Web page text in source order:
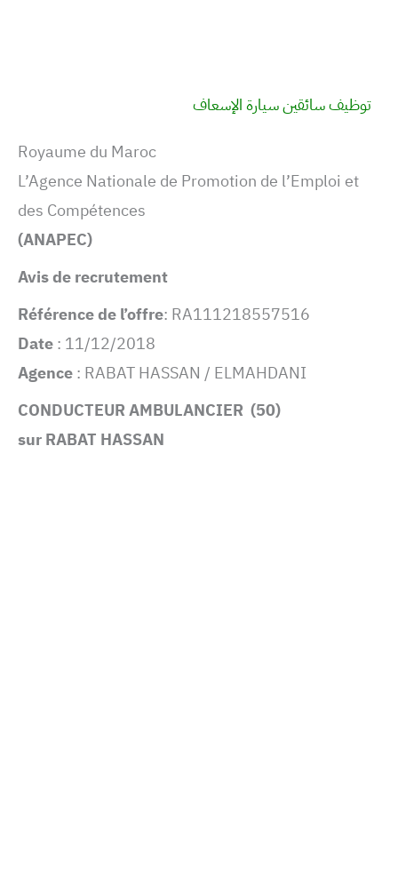
توظيف سائقين سيارة الإسعاف
Royaume du Maroc
L’Agence Nationale de Promotion de l’Emploi et
des Compétences
(ANAPEC)
Avis de recrutement
Référence de l’offre: RA111218557516
Date: 11/12/2018
Agence: RABAT HASSAN / ELMAHDANI
(50) CONDUCTEUR AMBULANCIER
sur RABAT HASSAN